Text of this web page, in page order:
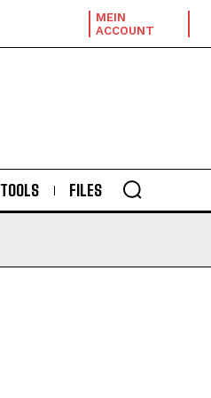
MEIN
ACCOUNT
TOOLS FILES